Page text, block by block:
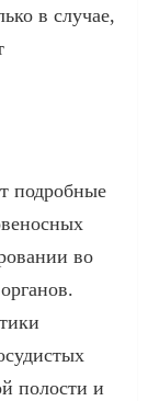
в случае,
подробные
во
полости и